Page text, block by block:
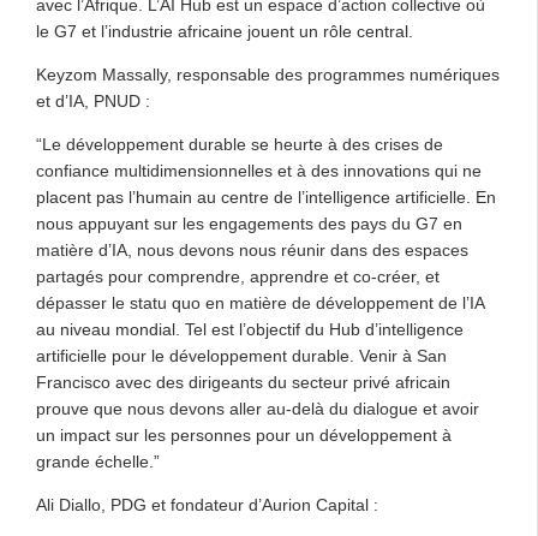
avec l’Afrique. L’AI Hub est un espace d’action collective où
le G7 et l’industrie africaine jouent un rôle central.
Keyzom Massally, responsable des programmes numériques
et d’IA, PNUD :
“Le développement durable se heurte à des crises de
confiance multidimensionnelles et à des innovations qui ne
placent pas l’humain au centre de l’intelligence artificielle. En
nous appuyant sur les engagements des pays du G7 en
matière d’IA, nous devons nous réunir dans des espaces
partagés pour comprendre, apprendre et co-créer, et
dépasser le statu quo en matière de développement de l’IA
au niveau mondial. Tel est l’objectif du Hub d’intelligence
artificielle pour le développement durable. Venir à San
Francisco avec des dirigeants du secteur privé africain
prouve que nous devons aller au-delà du dialogue et avoir
un impact sur les personnes pour un développement à
grande échelle.”
Ali Diallo, PDG et fondateur d’Aurion Capital :